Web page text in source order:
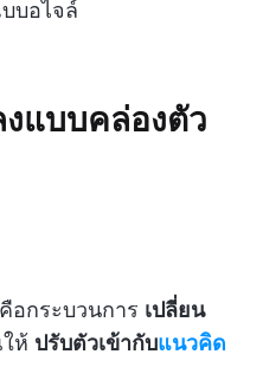
บอไจล์
แบบคล่องตัว
คือกระบวนการ เปลี่ยน
ห้ ปรับตัวเข้ากับแนวคิด